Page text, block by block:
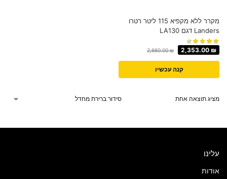
מקרר ‏ללא מקפיא ‏115 ‏ליטר רטרו
Landers דגם LA130
2,660.00₪ 2,353.00 ₪
קנה עכשיו
מציג תוצאה אחת
עלינו
אודות